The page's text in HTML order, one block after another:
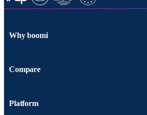
Why boomi
Compare
Platform